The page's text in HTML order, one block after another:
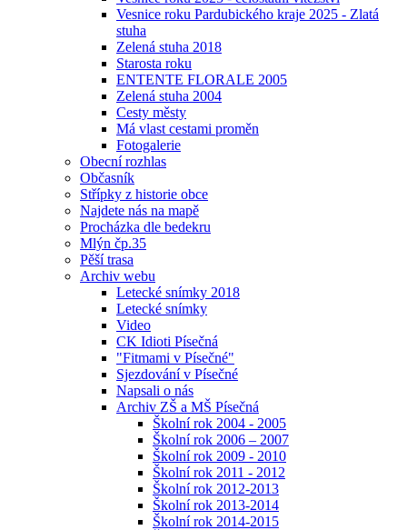
Vesnice roku Pardubického kraje 2025 - Zlatá
stuha
Zelená stuha 2018
Starosta roku
ENTENTE FLORALE 2005
Zelená stuha 2004
Cesty městy
Má vlast cestami proměn
Fotogalerie
Obecní rozhlas
Občasník
Střípky z historie obce
Najdete nás na mapě
Procházka dle bedekru
Mlýn čp.35
Pěší trasa
Archiv webu
Letecké snímky 2018
Letecké snímky
Video
CK Idioti Písečná
"Fitmami v Písečné"
Sjezdování v Písečné
Napsali o nás
Archiv ZŠ a MŠ Písečná
Školní rok 2004 - 2005
Školní rok 2006 – 2007
Školní rok 2009 - 2010
Školní rok 2011 - 2012
Školní rok 2012-2013
Školní rok 2013-2014
Školní rok 2014-2015